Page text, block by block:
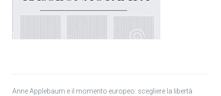
Anne Applebaum e il momento europeo: scegliere la libertà